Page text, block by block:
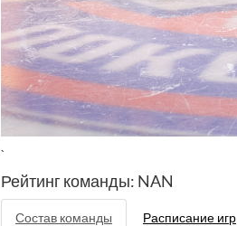
`
Рейтинг команды: NAN
Состав команды Расписание игр